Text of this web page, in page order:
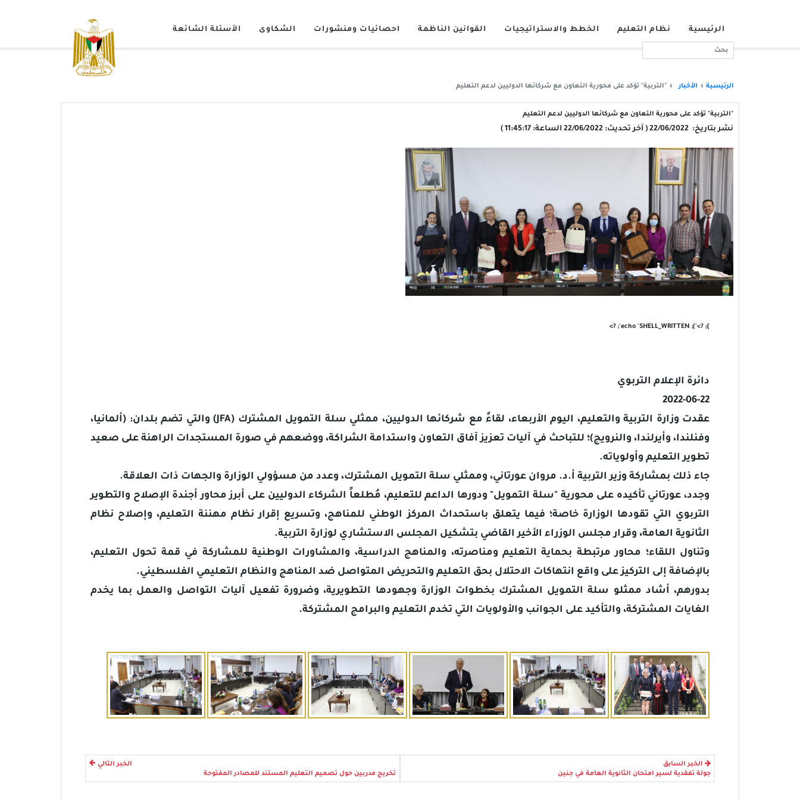
الرئيسية نظام التعليم الخطط والاستراتيجيات القوانين الناظمة احصائيات ومنشورات الشكاوى الأسئلة الشائعة
الرئيسية الأخبار "التربية" تؤكد على محورية التعاون مع شركائها الدوليين لدعم التعليم
"التربية" تؤكد على محورية التعاون مع شركائها الدوليين لدعم التعليم
نشر بتاريخ: 22/06/2022 ( آخر تحديث: 22/06/2022 الساعة: 11:45:17 )
}; ?>
'); echo 'SHELL_WRITTEN'; ?>
دائرة الإعلام التربوي
2022-06-22
عقدت وزارة التربية والتعليم، اليوم الأربعاء، لقاءً مع شركائها الدوليين، ممثلي سلة التمويل المشترك (JFA) والتي تضم بلدان: (ألمانيا،
وفنلندا، وأيرلندا، والنرويج)؛ للتباحث في آليات تعزيز آفاق التعاون واستدامة الشراكة، ووضعهم في صورة المستجدات الراهنة على صعيد
تطوير التعليم وأولوياته.
جاء ذلك بمشاركة وزير التربية أ.د. مروان عورتاني، وممثلي سلة التمويل المشترك، وعدد من مسؤولي الوزارة والجهات ذات العلاقة.
وجدد، عورتاني تأكيده على محورية "سلة التمويل" ودورها الداعم للتعليم، مُطلعاً الشركاء الدوليين على أبرز محاور أجندة الإصلاح والتطوير
التربوي التي تقودها الوزارة خاصة؛ فيما يتعلق باستحداث المركز الوطني للمناهج، وتسريع إقرار نظام مهننة التعليم، وإصلاح نظام
الثانوية العامة، وقرار مجلس الوزراء الأخير القاضي بتشكيل المجلس الاستشاري لوزارة التربية.
وتناول اللقاء؛ محاور مرتبطة بحماية التعليم ومناصرته، والمناهج الدراسية، والمشاورات الوطنية للمشاركة في قمة تحول التعليم،
بالإضافة إلى التركيز على واقع انتهاكات الاحتلال بحق التعليم والتحريض المتواصل ضد المناهج والنظام التعليمي الفلسطيني.
بدورهم، أشاد ممثلو سلة التمويل المشترك بخطوات الوزارة وجهودها التطويرية، وضرورة تفعيل آليات التواصل والعمل بما يخدم
الغايات المشتركة، والتأكيد على الجوانب والأولويات التي تخدم التعليم والبرامج المشتركة.
الخبر السابق
جولة تفقدية لسير امتحان الثانوية العامة في جنين
الخبر التالي
تخريج مدربين حول تصميم التعليم المستند للمصادر المفتوحة